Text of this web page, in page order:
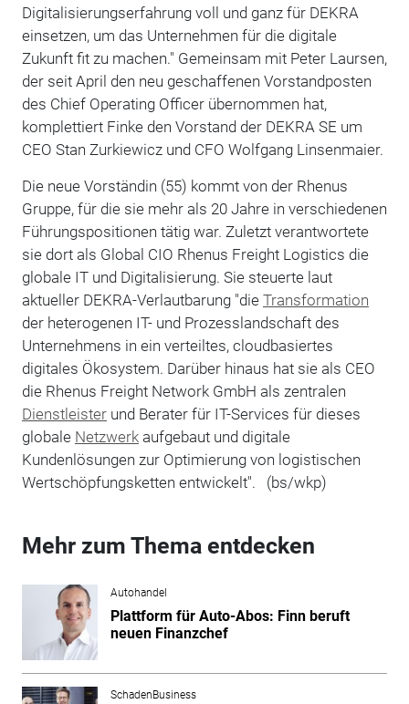
Digitalisierungserfahrung voll und ganz für DEKRA
einsetzen, um das Unternehmen für die digitale
Zukunft fit zu machen." Gemeinsam mit Peter Laursen,
der seit April den neu geschaffenen Vorstandposten
des Chief Operating Officer übernommen hat,
komplettiert Finke den Vorstand der DEKRA SE um
CEO Stan Zurkiewicz und CFO Wolfgang Linsenmaier.
Die neue Vorständin (55) kommt von der Rhenus
Gruppe, für die sie mehr als 20 Jahre in verschiedenen
Führungspositionen tätig war. Zuletzt verantwortete
sie dort als Global CIO Rhenus Freight Logistics die
globale IT und Digitalisierung. Sie steuerte laut
aktueller DEKRA-Verlautbarung "die Transformation
der heterogenen IT- und Prozesslandschaft des
Unternehmens in ein verteiltes, cloudbasiertes
digitales Ökosystem. Darüber hinaus hat sie als CEO
die Rhenus Freight Network GmbH als zentralen
Dienstleisterund Berater für IT-Services für dieses
globale Netzwerkaufgebaut und digitale
Kundenlösungen zur Optimierung von logistischen
Wertschöpfungsketten entwickelt". (bs/wkp)
Mehr zum Thema entdecken
Autohandel
Plattform für Auto-Abos: Finn beruft
neuen Finanzchef
SchadenBusiness